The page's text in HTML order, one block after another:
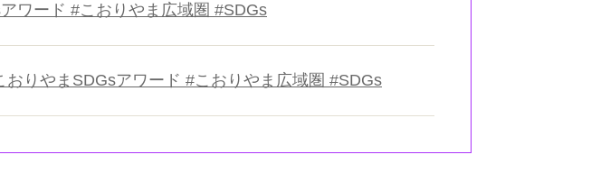
ワード #こおりやま広域圏 #SDGs
りやまSDGsアワード #こおりやま広域圏 #SDGs